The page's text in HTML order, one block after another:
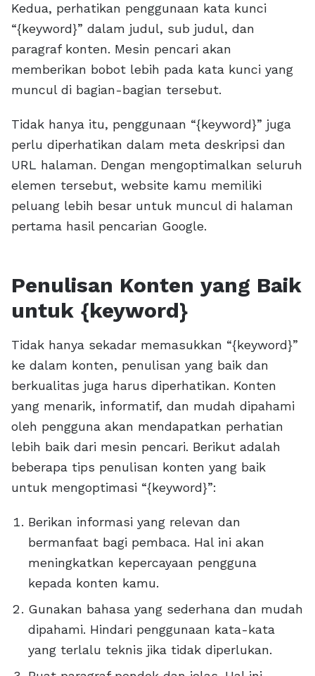
Kedua, perhatikan penggunaan kata kunci
“{keyword}” dalam judul, sub judul, dan
paragraf konten. Mesin pencari akan
memberikan bobot lebih pada kata kunci yang
muncul di bagian-bagian tersebut.
Tidak hanya itu, penggunaan “{keyword}” juga
perlu diperhatikan dalam meta deskripsi dan
URL halaman. Dengan mengoptimalkan seluruh
elemen tersebut, website kamu memiliki
peluang lebih besar untuk muncul di halaman
pertama hasil pencarian Google.
Penulisan Konten yang Baik
untuk {keyword}
Tidak hanya sekadar memasukkan “{keyword}”
ke dalam konten, penulisan yang baik dan
berkualitas juga harus diperhatikan. Konten
yang menarik, informatif, dan mudah dipahami
oleh pengguna akan mendapatkan perhatian
lebih baik dari mesin pencari. Berikut adalah
beberapa tips penulisan konten yang baik
untuk mengoptimasi “{keyword}”:
Berikan informasi yang relevan dan
bermanfaat bagi pembaca. Hal ini akan
meningkatkan kepercayaan pengguna
kepada konten kamu.
Gunakan bahasa yang sederhana dan mudah
dipahami. Hindari penggunaan kata-kata
yang terlalu teknis jika tidak diperlukan.